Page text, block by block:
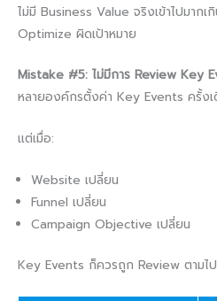
ไม่มี Business Value จริงเข้าไปมาก
Optimize ผิดเป้าหมาย
Mistake #5: ไม่มีการ Review Key
หลายองค์กรตั้งค่า Key Events ครั้ง
แต่เมื่อ:
Website เปลี่ยน
Funnel เปลี่ยน
Campaign Objective เปลี่ยน
Key Events ก็ควรถูก Review ตามไ